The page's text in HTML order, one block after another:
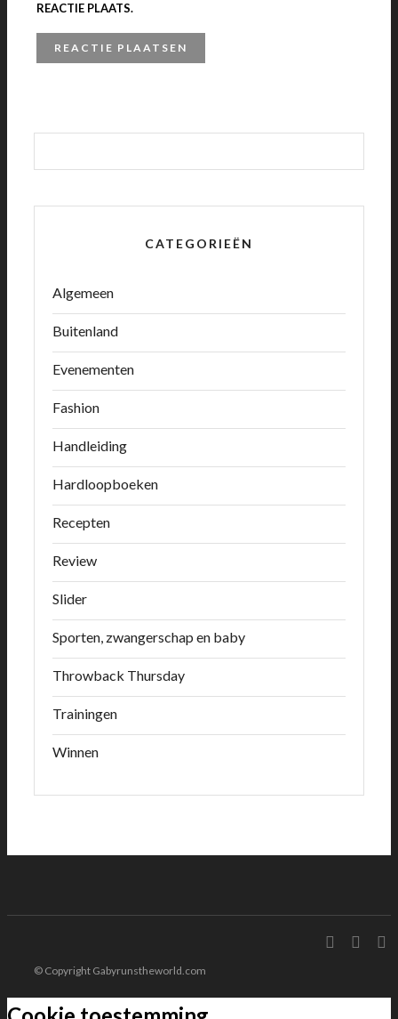
REACTIE PLAATS.
CATEGORIEËN
Algemeen
Buitenland
Evenementen
Fashion
Handleiding
Hardloopboeken
Recepten
Review
Slider
Sporten, zwangerschap en baby
Throwback Thursday
Trainingen
Winnen
© Copyright Gabyrunstheworld.com